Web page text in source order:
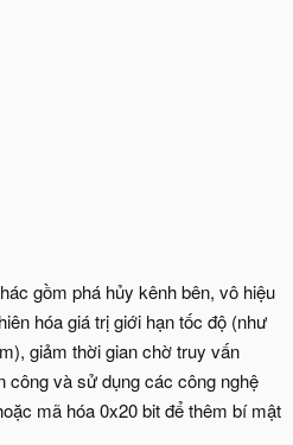
gồm phá hủy kênh bên, vô hiệu
hóa giá trị giới hạn tốc độ (như
giảm thời gian chờ truy vấn
công và sử dụng các công nghệ
mã hóa 0x20 bit để thêm bí mật